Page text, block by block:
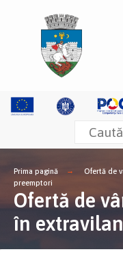
Prima pagină
Ofertă de
preemptori
Ofertă de
în